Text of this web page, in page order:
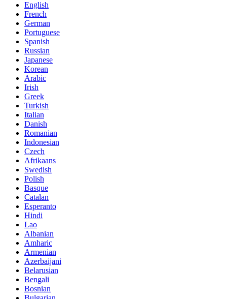
English
French
German
Portuguese
Spanish
Russian
Japanese
Korean
Arabic
Irish
Greek
Turkish
Italian
Danish
Romanian
Indonesian
Czech
Afrikaans
Swedish
Polish
Basque
Catalan
Esperanto
Hindi
Lao
Albanian
Amharic
Armenian
Azerbaijani
Belarusian
Bengali
Bosnian